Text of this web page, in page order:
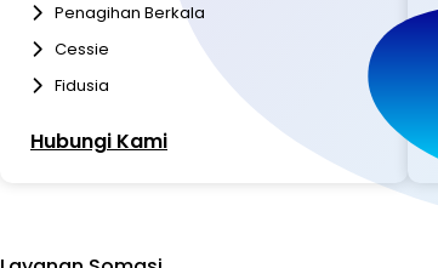
Penagihan Berkala
Cessie
Fidusia
Hubungi Kami